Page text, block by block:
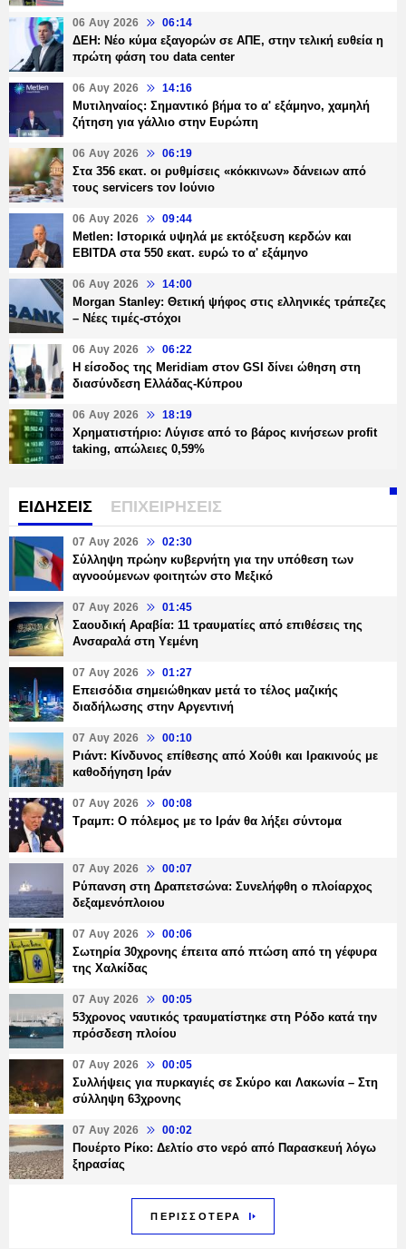
06 Αυγ 2026 06:14
ΔΕΗ: Νέο κύμα εξαγορών σε ΑΠΕ, στην τελική ευθεία η
πρώτη φάση του data center
06 Αυγ 2026 14:16
Μυτιληναίος: Σημαντικό βήμα το α' εξάμηνο, χαμηλή
ζήτηση για γάλλιο στην Ευρώπη
06 Αυγ 2026 06:19
Στα 356 εκατ. οι ρυθμίσεις «κόκκινων» δάνειων από
τους servicers τον Ιούνιο
06 Αυγ 2026 09:44
Metlen: Ιστορικά υψηλά με εκτόξευση κερδών και
EBITDA στα 550 εκατ. ευρώ το α' εξάμηνο
06 Αυγ 2026 14:00
Morgan Stanley: Θετική ψήφος στις ελληνικές τράπεζες
– Νέες τιμές-στόχοι
06 Αυγ 2026 06:22
Η είσοδος της Meridiam στον GSI δίνει ώθηση στη
διασύνδεση Ελλάδας-Κύπρου
06 Αυγ 2026 18:19
Χρηματιστήριο: Λύγισε από το βάρος κινήσεων profit
taking, απώλειες 0,59%
ΕΙΔΗΣΕΙΣ ΕΠΙΧΕΙΡΗΣΕΙΣ
07 Αυγ 2026 02:30
Σύλληψη πρώην κυβερνήτη για την υπόθεση των
αγνοούμενων φοιτητών στο Μεξικό
07 Αυγ 2026 01:45
Σαουδική Αραβία: 11 τραυματίες από επιθέσεις της
Ανσαραλά στη Υεμένη
07 Αυγ 2026 01:27
Επεισόδια σημειώθηκαν μετά το τέλος μαζικής
διαδήλωσης στην Αργεντινή
07 Αυγ 2026 00:10
Ριάντ: Κίνδυνος επίθεσης από Χούθι και Ιρακινούς με
καθοδήγηση Ιράν
07 Αυγ 2026 00:08
Τραμπ: Ο πόλεμος με το Ιράν θα λήξει σύντομα
07 Αυγ 2026 00:07
Ρύπανση στη Δραπετσώνα: Συνελήφθη ο πλοίαρχος
δεξαμενόπλοιου
07 Αυγ 2026 00:06
Σωτηρία 30χρονης έπειτα από πτώση από τη γέφυρα
της Χαλκίδας
07 Αυγ 2026 00:05
53χρονος ναυτικός τραυματίστηκε στη Ρόδο κατά την
πρόσδεση πλοίου
07 Αυγ 2026 00:05
Συλλήψεις για πυρκαγιές σε Σκύρο και Λακωνία – Στη
σύλληψη 63χρονης
07 Αυγ 2026 00:02
Πουέρτο Ρίκο: Δελτίο στο νερό από Παρασκευή λόγω
ξηρασίας
ΠΕΡΙΣΣΟΤΕΡΑ